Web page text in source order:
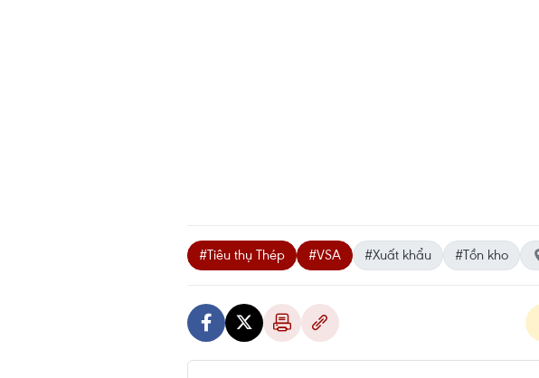
#Tiêu thụ Thép #VSA #Xuất khẩu #Tồn kho